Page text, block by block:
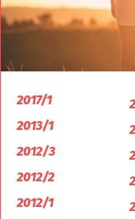
2017/1
2013/1
2012/3
2012/2
2012/1